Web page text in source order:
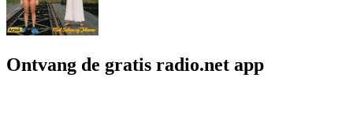
Ontvang de gratis radio.net app